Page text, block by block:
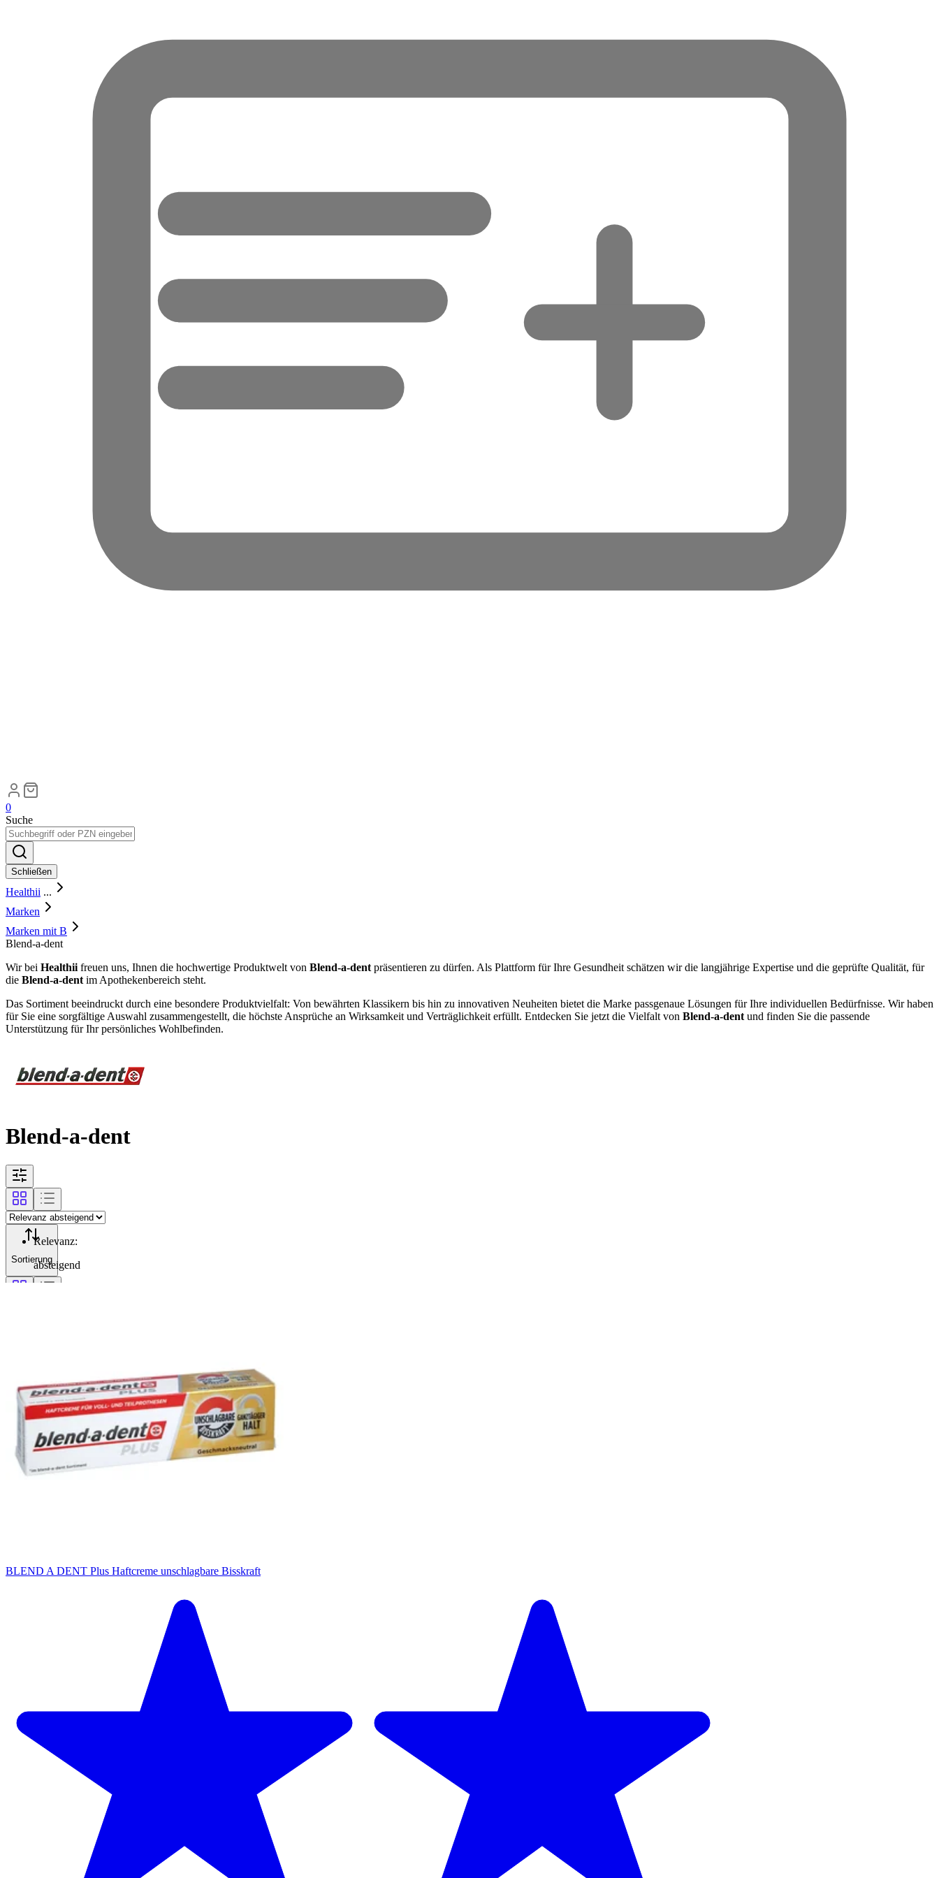
0
Suche
Schließen
Healthii ...
Marken
Marken mit B
Blend-a-dent
Wir bei Healthii freuen uns, Ihnen die hochwertige Produktwelt von Blend-a-dent präsentieren zu dürfen. Als Plattform für Ihre Gesundheit schätzen wir die langjährige Expertise und die geprüfte Qualität, für
die Blend-a-dent im Apothekenbereich steht.
Das Sortiment beeindruckt durch eine besondere Produktvielfalt: Von bewährten Klassikern bis hin zu innovativen Neuheiten bietet die Marke passgenaue Lösungen für Ihre individuellen Bedürfnisse. Wir haben
für Sie eine sorgfältige Auswahl zusammengestellt, die höchste Ansprüche an Wirksamkeit und Verträglichkeit erfüllt. Entdecken Sie jetzt die Vielfalt von Blend-a-dent und finden Sie die passende
Unterstützung für Ihr persönliches Wohlbefinden.
Blend-a-dent
Sortierung
Relevanz:
absteigend
BLEND A DENT Plus Haftcreme unschlagbare Bisskraft